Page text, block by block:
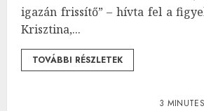
igazán frissítő” – hívta fel a
Krisztina,...
TOVÁBBI RÉSZLETEK
3